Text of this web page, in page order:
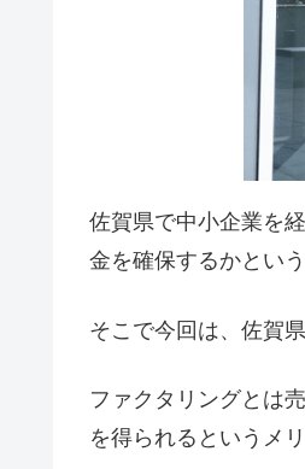
佐賀県で中小企業を
金を確保するかという
そこで今回は、佐賀
ファクタリングとは
を得られるというメ